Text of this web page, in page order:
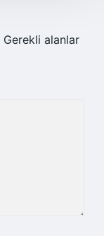
Gerekli alanlar